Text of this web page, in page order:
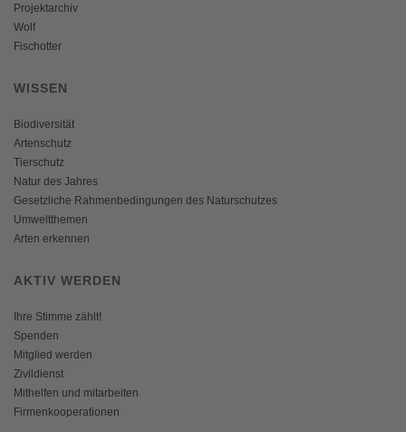
Projektarchiv
Wolf
Fischotter
WISSEN
Biodiversität
Artenschutz
Tierschutz
Natur des Jahres
Gesetzliche Rahmenbedingungen des Naturschutzes
Umweltthemen
Arten erkennen
AKTIV WERDEN
Ihre Stimme zählt!
Spenden
Mitglied werden
Zivildienst
Mithelfen und mitarbeiten
Firmenkooperationen